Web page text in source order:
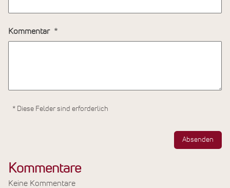
Kommentar
* Diese Felder sind erforderlich
Absenden
Kommentare
Keine Kommentare